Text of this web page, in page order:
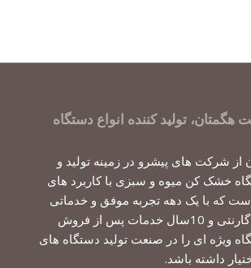
تولید کننده انواع دستگاه
شرکت های پیشرو در زمینه تولید و
خشک کن میوه و سبزی با کاربرد های
که با یک دهه تجربه موفق و خدماتی
چون ارائه 18ماه گارنتی و 10سال خدمات پس از فروش
ویژه ای را در صنعت تولید دستگاه های
داشته باشد.